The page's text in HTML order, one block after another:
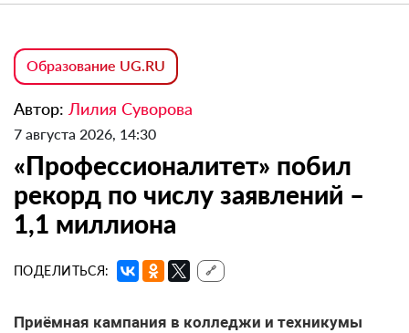
Образование UG.RU
Автор: Лилия Суворова
7 августа 2026, 14:30
«Профессионалитет» побил
рекорд по числу заявлений –
1,1 миллиона
ПОДЕЛИТЬСЯ: 🔗
Приёмная кампания в колледжи и техникумы